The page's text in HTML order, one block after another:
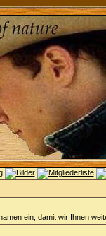
ein, damit wir Ihnen